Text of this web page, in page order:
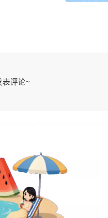
表评论~